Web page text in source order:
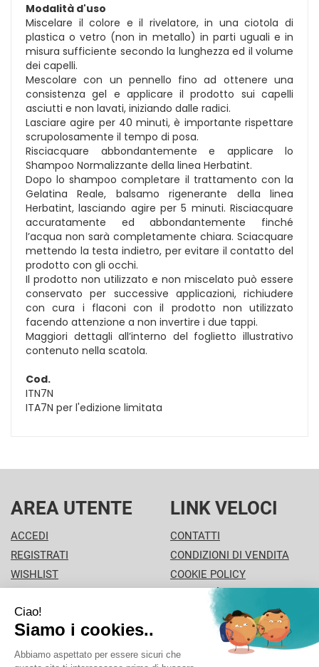
Modalità d'uso
Miscelare il colore e il rivelatore, in una ciotola di
plastica o vetro (non in metallo) in parti uguali e in
misura sufficiente secondo la lunghezza ed il volume
dei capelli.
Mescolare con un pennello fino ad ottenere una
consistenza gel e applicare il prodotto sui capelli
asciutti e non lavati, iniziando dalle radici.
Lasciare agire per 40 minuti, è importante rispettare
scrupolosamente il tempo di posa.
Risciacquare abbondantemente e applicare lo
Shampoo Normalizzante della linea Herbatint.
Dopo lo shampoo completare il trattamento con la
Gelatina Reale, balsamo rigenerante della linea
Herbatint, lasciando agire per 5 minuti. Risciacquare
accuratamente ed abbondantemente finché
l’acqua non sarà completamente chiara. Sciacquare
mettendo la testa indietro, per evitare il contatto del
prodotto con gli occhi.
Il prodotto non utilizzato e non miscelato può essere
conservato per successive applicazioni, richiudere
con cura i flaconi con il prodotto non utilizzato
facendo attenzione a non invertire i due tappi.
Maggiori dettagli all’interno del foglietto illustrativo
contenuto nella scatola.
Cod.
ITN7N
ITA7N per l'edizione limitata
AREA UTENTE
ACCEDI
REGISTRATI
WISHLIST
NEWSLETTER
LINK VELOCI
CONTATTI
CONDIZIONI DI VENDITA
COOKIE POLICY
MODALITÀ DI PAGAMENTO
INFORMATIVA PRIVACY